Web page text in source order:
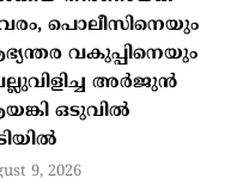
പൊലീസിനെയും
വകുപ്പിനെയും
അർജുൻ
ഒടുവിൽ
9, 2026